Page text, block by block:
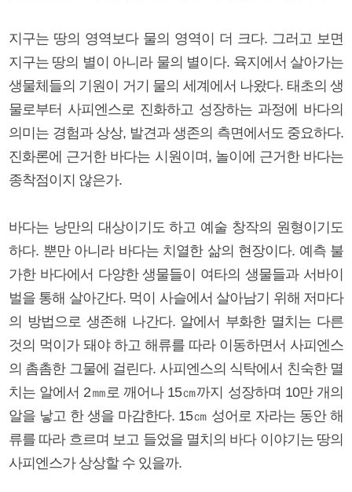
지구는 땅의 영역보다 물의 영역이 더 크다. 그러고 보면
지구는 땅의 별이 아니라 물의 별이다. 육지에서 살아가는
생물체들의 기원이 거기 물의 세계에서 나왔다. 태초의 생
물로부터 사피엔스로 진화하고 성장하는 과정에 바다의
의미는 경험과 상상, 발견과 생존의 측면에서도 중요하다.
진화론에 근거한 바다는 시원이며, 놀이에 근거한 바다는
종착점이지 않은가.
바다는 낭만의 대상이기도 하고 예술 창작의 원형이기도
하다. 뿐만 아니라 바다는 치열한 삶의 현장이다. 예측 불
가한 바다에서 다양한 생물들이 여타의 생물들과 서바이
벌을 통해 살아간다. 먹이 사슬에서 살아남기 위해 저마다
의 방법으로 생존해 나간다. 알에서 부화한 멸치는 다른
것의 먹이가 돼야 하고 해류를 따라 이동하면서 사피엔스
의 촘촘한 그물에 걸린다. 사피엔스의 식탁에서 친숙한 멸
치는 알에서 2㎜로 깨어나 15㎝까지 성장하며 10만 개의
알을 낳고 한 생을 마감한다. 15㎝ 성어로 자라는 동안 해
류를 따라 흐르며 보고 들었을 멸치의 바다 이야기는 땅의
사피엔스가 상상할 수 있을까.